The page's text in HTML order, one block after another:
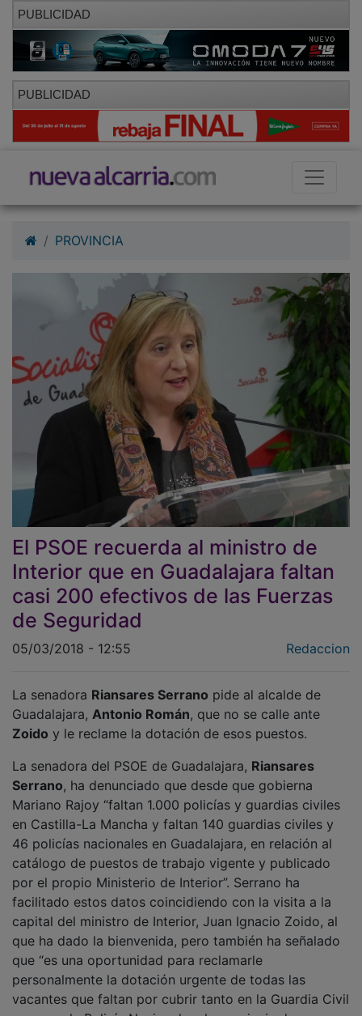
PUBLICIDAD
PUBLICIDAD
El PSOE recuerda al ministro de
Interior que en Guadalajara faltan
casi 200 efectivos de las Fuerzas
de Seguridad
05/03/2018 - 12:55
Guadalajara, Antonio Román, que no se calle ante
Zoidoy le reclame la dotación de esos puestos.
Serrano, ha denunciado que desde que gobierna
Mariano Rajoy “faltan 1.000 policías y guardias civiles
en Castilla-La Mancha y faltan 140 guardias civiles y
46 policías nacionales en Guadalajara, en relación al
catálogo de puestos de trabajo vigente y publicado
por el propio Ministerio de Interior”. Serrano ha
facilitado estos datos coincidiendo con la visita a la
capital del ministro de Interior, Juan Ignacio Zoido, al
que ha dado la bienvenida, pero también ha señalado
que “es una oportunidad para reclamarle
personalmente la dotación urgente de todas las
vacantes que faltan por cubrir tanto en la Guardia Civil
como en la Policía Nacional en la provincia de